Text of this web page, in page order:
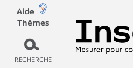
Aide
Thèmes
RECHERCHE